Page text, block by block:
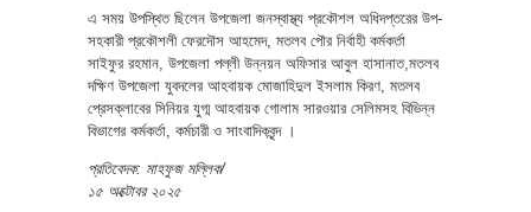
এ সময় উপস্থিত ছিলেন উপজেলা জনস্বাস্থ্য প্রকৌশল অধিদপ্তরের উপ-
সহকারী প্রকৌশলী ফেরদৌস আহমেদ, মতলব পৌর নির্বাহী কর্মকর্তা
সাইফুর রহমান, উপজেলা পল্লী উন্নয়ন অফিসার আবুল হাসানাত,মতলব
দক্ষিণ উপজেলা যুবদলের আহবায়ক মোজাহিদুল ইসলাম কিরণ, মতলব
প্রেসক্লাবের সিনিয়র যুগ্ম আহবায়ক গোলাম সারওয়ার সেলিমসহ বিভিন্ন
বিভাগের কর্মকর্তা, কর্মচারী ও সাংবাদিকবৃন্দ ।
প্রতিবেদক: মাহফুজ মল্লিক/
১৫ অক্টোবর ২০২৫